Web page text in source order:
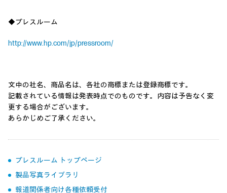
◆プレスルーム
http://www.hp.com/jp/pressroom/
文中の社名、商品名は、各社の商標または登録商標です。
記載されている情報は発表時点でのものです。内容は予告なく変
更する場合がございます。
あらかじめご了承ください。
プレスルーム トップページ
製品写真ライブラリ
報道関係者向け各種依頼受付